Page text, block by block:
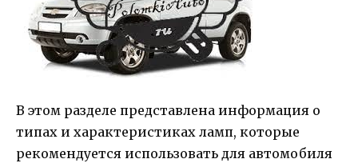
В этом разделе представлена информация о
типах и характеристиках ламп, которые
рекомендуется использовать для автомобиля